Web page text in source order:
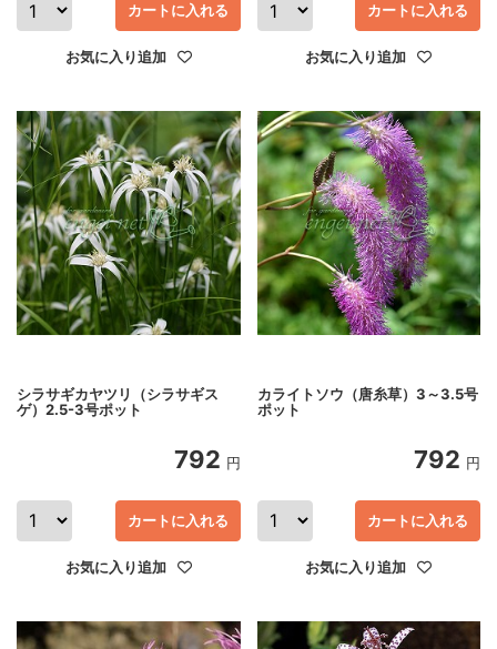
カートに入れる
お気に入り追加
カートに入れる
お気に入り追加
シラサギカヤツリ（シラサギス
ゲ）2.5-3号ポット
792 円
カートに入れる
お気に入り追加
カライトソウ（唐糸草）3～3.5号
ポット
792 円
カートに入れる
お気に入り追加